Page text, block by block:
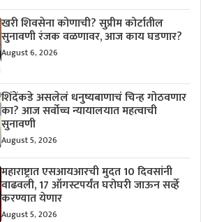
खरी शिवसेना कोणाची? सुप्रीम कोर्टातील
सुनावणी रंजक वळणावर, आज काय घडणार?
August 6, 2026
शिंदेंकडे असलेलं धनुष्यबाणाचं चिन्ह गोठवणार
का? आज सर्वोच्च न्यायालयात महत्वाची
सुनावणी
August 5, 2026
महाराष्ट्रात एसआयआरची मुदत 10 दिवसांनी
वाढवली, 17 ऑगस्टपर्यंत घरोघरी जाऊन सर्व्हे
करण्यात येणार
August 5, 2026